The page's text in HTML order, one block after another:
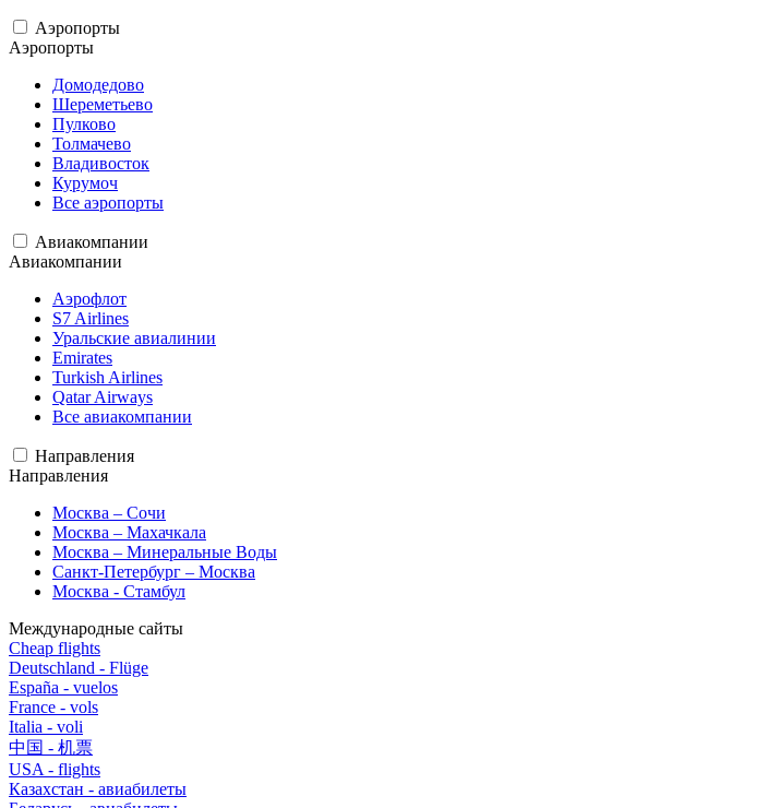
Аэропорты
Аэропорты
Домодедово
Шереметьево
Пулково
Толмачево
Владивосток
Курумоч
Все аэропорты
Авиакомпании
Авиакомпании
Аэрофлот
S7 Airlines
Уральские авиалинии
Emirates
Turkish Airlines
Qatar Airways
Все авиакомпании
Направления
Направления
Москва – Сочи
Москва – Махачкала
Москва – Минеральные Воды
Санкт-Петербург – Москва
Москва - Стамбул
Международные сайты
Cheap flights
Deutschland - Flüge
España - vuelos
France - vols
Italia - voli
中国 - 机票
USA - flights
Казахстан - авиабилеты